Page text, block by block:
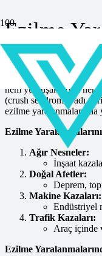
Ezilme
Anasayfa»İlk Yardım»
Ezilme yaralanmaları
hem yumuşak doku
(crush sendromu) adı
ezilme yaralanmalarında
Ezilme
Ağır Nesneler:
İnşaat
Doğal Afetler:
Deprem,
Makine Kazaları:
Endüstriyel
Trafik Kazaları:
Araç içinde
Ezilme